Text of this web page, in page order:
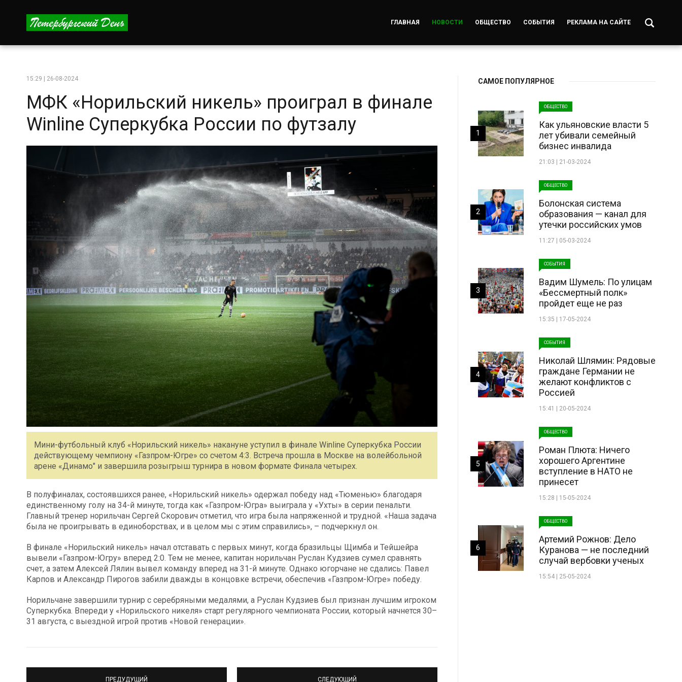
ГЛАВНАЯ НОВОСТИ ОБЩЕСТВО СОБЫТИЯ РЕКЛАМА НА САЙТЕ
15:29 | 26-08-2024
МФК «Норильский никель» проиграл в финале
Winline Суперкубка России по футзалу
Мини-футбольный клуб «Норильский никель» накануне уступил в финале Winline Суперкубка России
действующему чемпиону «Газпром-Югре» со счетом 4:3. Встреча прошла в Москве на волейбольной
арене «Динамо" и завершила розыгрыш турнира в новом формате Финала четырех.
В полуфиналах, состоявшихся ранее, «Норильский никель» одержал победу над «Тюменью» благодаря
единственному голу на 34-й минуте, тогда как «Газпром-Югра» выиграла у «Ухты» в серии пенальти.
Главный тренер норильчан Сергей Скорович отметил, что игра была напряженной и трудной. «Наша задача
была не проигрывать в единоборствах, и в целом мы с этим справились», – подчеркнул он.
В финале «Норильский никель» начал отставать с первых минут, когда бразильцы Щимба и Тейшейра
вывели «Газпром-Югру» вперед 2:0. Тем не менее, капитан норильчан Руслан Кудзиев сумел сравнять
счет, а затем Алексей Лялин вывел команду вперед на 31-й минуте. Однако югорчане не сдались: Павел
Карпов и Александр Пирогов забили дважды в концовке встречи, обеспечив «Газпром-Югре» победу.
Норильчане завершили турнир с серебряными медалями, а Руслан Кудзиев был признан лучшим игроком
Суперкубка. Впереди у «Норильского никеля» старт регулярного чемпионата России, который начнется 30–
31 августа, с выездной игрой против «Новой генерации».
ПРЕДУДУЩИЙ СЛЕДУЮЩИЙ
САМОЕ ПОПУЛЯРНОЕ
ОБЩЕСТВО
Как ульяновские власти 5
лет убивали семейный
бизнес инвалида
21:03 | 21-03-2024
1
ОБЩЕСТВО
Болонская система
образования — канал для
утечки российских умов
11:27 | 05-03-2024
2
СОБЫТИЯ
Вадим Шумель: По улицам
«Бессмертный полк»
пройдет еще не раз
15:35 | 17-05-2024
3
СОБЫТИЯ
Николай Шлямин: Рядовые
граждане Германии не
желают конфликтов с
Россией
15:41 | 20-05-2024
4
ОБЩЕСТВО
Роман Плюта: Ничего
хорошего Аргентине
вступление в НАТО не
принесет
15:28 | 15-05-2024
5
ОБЩЕСТВО
Артемий Рожнов: Дело
Куранова — не последний
случай вербовки ученых
15:54 | 25-05-2024
6